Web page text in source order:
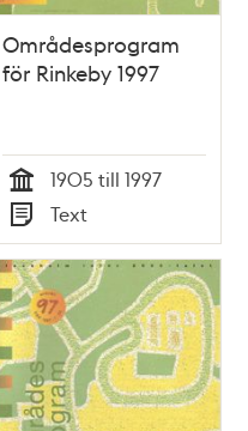
Områdesprogram
för Rinkeby 1997
Tid
1905 till 1997
Typ
Text